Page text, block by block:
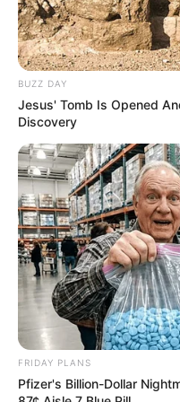
Farbglashütte
Ausstellungen mit
Multivisionsshow,
Informationen unter
Rennsteigmuseum
vom
über den
umfangreicher
unter
Schloss
erbautes Schloss
Pappenheim.
penstein.de.
Schiefermuseum
Schiefergebirge,
Frankenwald bis
hineinreicht, wird
BUZZ DAY
Jesus' Tomb Is Opened
Discovery
FRIDAY PLANS
Pfizer's Billion-Dollar